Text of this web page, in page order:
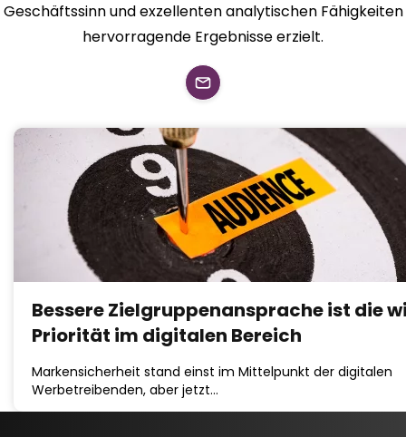
Geschäftssinn und exzellenten analytischen Fähigkeiten
hervorragende Ergebnisse erzielt.
Bessere Zielgruppenansprache ist die
Priorität im digitalen Bereich
Markensicherheit stand einst im Mittelpunkt der digitalen
Werbetreibenden, aber jetzt…